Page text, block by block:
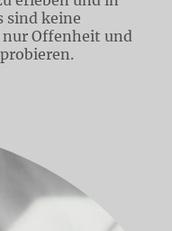
sind keine
Offenheit und